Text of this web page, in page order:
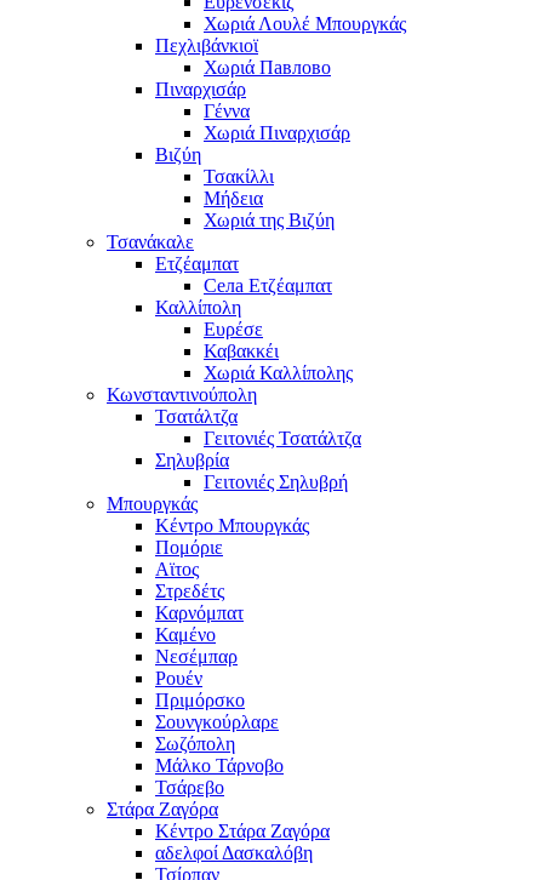
Χωριά Λουλέ Μπουργκάς
Πεχλιβάνκιοϊ
Χωριά Павлово
Πιναρχισάρ
Γέννα
Χωριά Πιναρχισάρ
Βιζύη
Τσακίλλι
Μήδεια
Χωριά της Βιζύη
Τσανάκαλε
Ετζέαμπατ
Села Ετζέαμπατ
Καλλίπολη
Ευρέσε
Καβακκέι
Χωριά Καλλίπολης
Κωνσταντινούπολη
Τσατάλτζα
Γειτονιές Τσατάλτζα
Σηλυβρία
Γειτονιές Σηλυβρή
Μπουργκάς
Κέντρο Μπουργκάς
Πομόριε
Αϊτος
Στρεδέτς
Καρνόμπατ
Καμένο
Νεσέμπαρ
Ρουέν
Πριμόρσκο
Σουνγκούρλαρε
Σωζόπολη
Μάλκο Τάρνοβο
Τσάρεβο
Στάρα Ζαγόρα
Κέντρο Στάρα Ζαγόρα
αδελφοί Δασκαλόβη
Τσίρπαν